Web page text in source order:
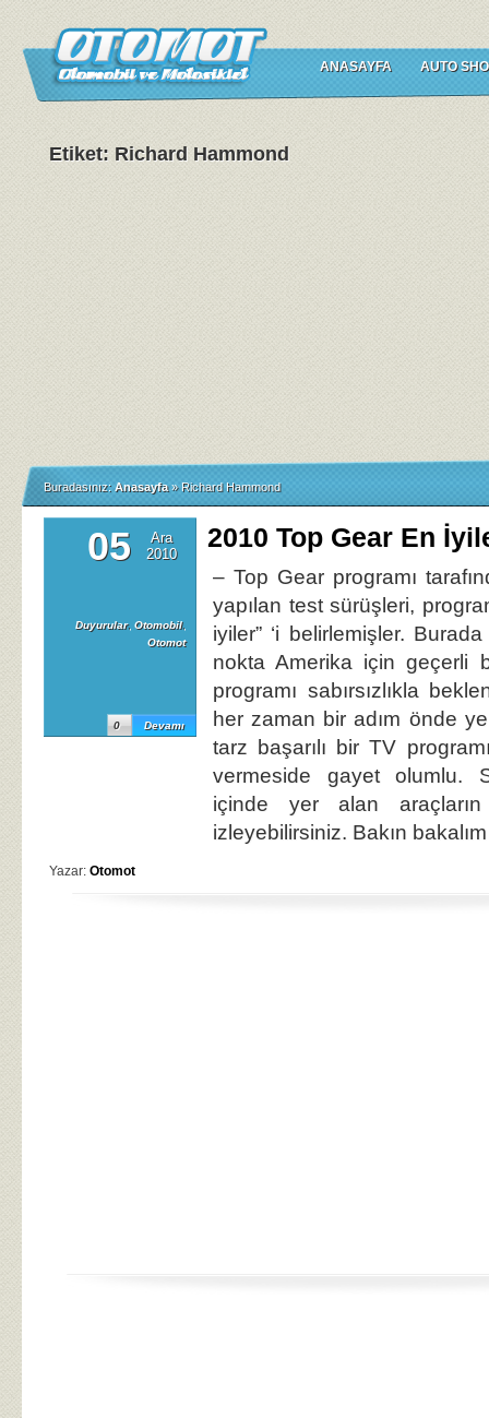
ANASAYFA AUTO
Etiket: Richard Hammond
Buradasınız: Anasayfa » Richard Hammond
05
Ara
2010
Duyurular, Otomobil,
Otomot
Devamı
0
2010 Top Gear En
– Top Gear programı
yapılan test sürüşleri,
iyiler” ‘i belirlemişler.
nokta Amerika için geçerli
programı sabırsızlıkla
her zaman bir adım önde
tarz başarılı bir TV
vermeside gayet olumlu.
içinde yer alan araçların
izleyebilirsiniz. Bakın
Yazar: Otomot